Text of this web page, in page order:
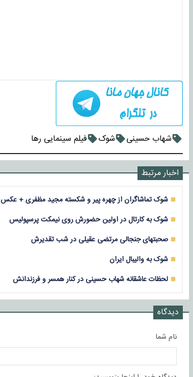
شهاب حسینی شوک فیلم سینمایی رها
اخبار مرتبط
شوک تماشاگران از چهره پیر و شکسته مجید مظفری + عکس
شوک به کارتال در اولین حضورش روی نیمکت پرسپولیس
صحبتهای جنجالی مرتضی عقیلی در شب تقدیرش
شوک به والیبال ایران
لحظات عاشقانه شهاب حسینی در کنار همسر و فرزندانش
دیدگاه
نام شما